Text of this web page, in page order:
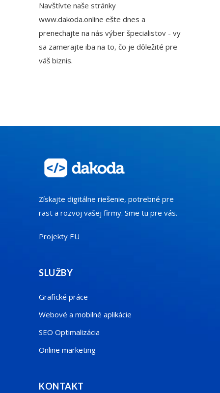
Navštívte naše stránky
www.dakoda.online ešte dnes a
prenechajte na nás výber špecialistov - vy
sa zamerajte iba na to, čo je dôležité pre
váš biznis.
Získajte digitálne riešenie, potrebné pre
rast a rozvoj vašej firmy. Sme tu pre vás.
Projekty EU
SLUŽBY
Grafické práce
Webové a mobilné aplikácie
SEO Optimalizácia
Online marketing
KONTAKT